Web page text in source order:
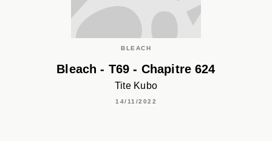
BLEACH
Bleach - T69 - Chapitre 624
Tite Kubo
14/11/2022